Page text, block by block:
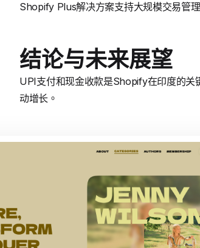
Shopify Plus解决方案支持大规模交易管
结论与未来展望
UPI支付和现金收款是Shopify在印度的
动增长。